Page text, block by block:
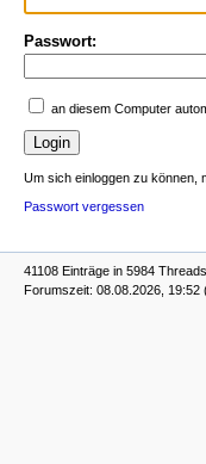
Passwort:
an diesem Computer
Um sich einloggen zu können,
Passwort vergessen
41108 Einträge in 5984
Forumszeit: 08.08.2026, 19:52